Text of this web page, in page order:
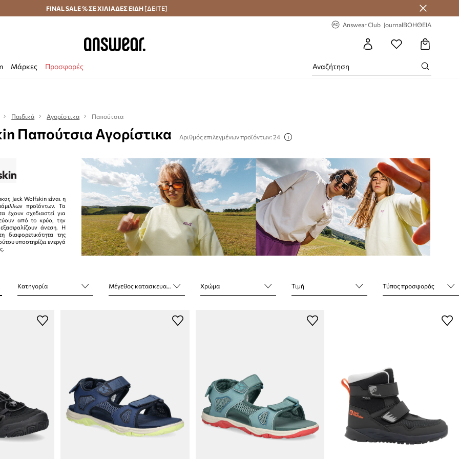
Αποστολή σε 24 ώρες Εξοικονομήστε με το Answear Club
FINAL SALE % ΣΕ ΧΙΛΙΑΔΕΣ ΕΙΔΗ [ΔΕΙΤΕ]
Answear Club JournalΒΟΗΘΕΙΑ
Μάρκες Προσφορές
Παιδικά Αγορίστικα Παπούτσια
Παπούτσια Αγορίστικα Αριθμός επιλεγμένων προϊόντων: 24
Jack Wolfskin είναι η
προϊόντων. Τα
έχουν σχεδιαστεί για
από το κρύο, την
άνεση. Η
διαφορετικότητα της
υποστηρίζει ενεργά
Κατηγορία Μέγεθος κατασκευαστή Χρώμα Τιμή Τύπος προσφοράς